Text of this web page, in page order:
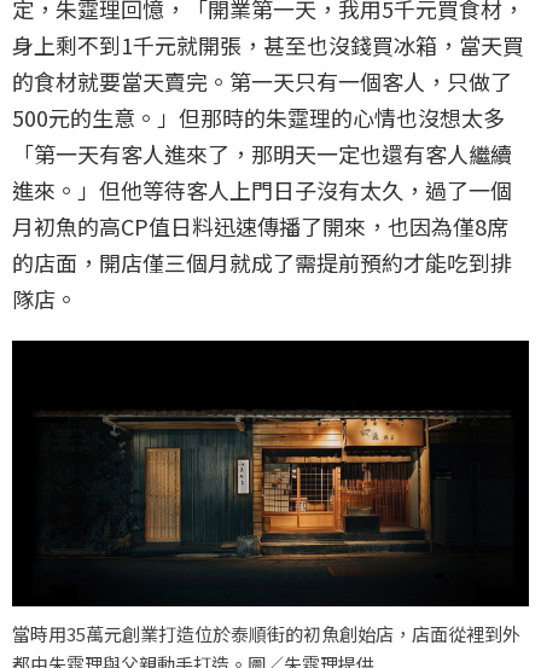
定，朱𩃀理回憶，「開業第一天，我用5千元買食材，
身上剩不到1千元就開張，甚至也沒錢買冰箱，當天買
的食材就要當天賣完。第一天只有一個客人，只做了
500元的生意。」但那時的朱𩃀理的心情也沒想太多
「第一天有客人進來了，那明天一定也還有客人繼續
進來。」但他等待客人上門日子沒有太久，過了一個
月初魚的高CP值日料迅速傳播了開來，也因為僅8席
的店面，開店僅三個月就成了需提前預約才能吃到排
隊店。
當時用35萬元創業打造位於泰順街的初魚創始店，店面從裡到外